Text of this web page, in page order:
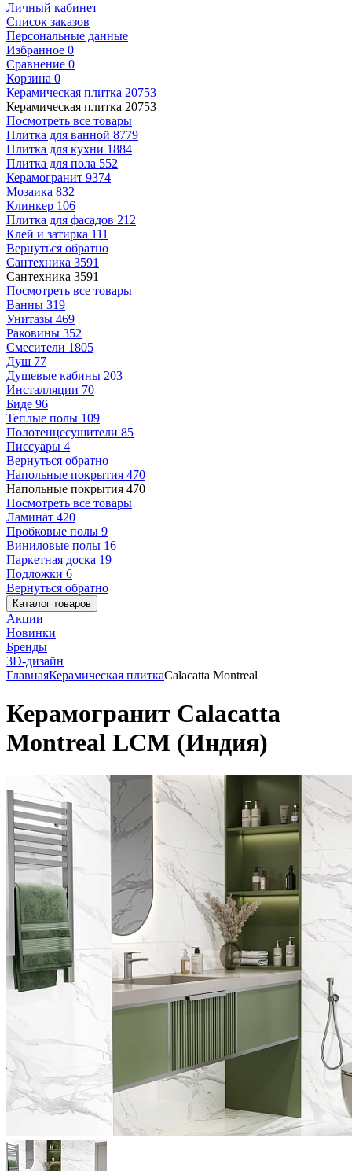
Личный кабинет
Список заказов
Персональные данные
Избранное 0
Сравнение 0
Корзина 0
Керамическая плитка 20753
Керамическая плитка 20753
Посмотреть все товары
Плитка для ванной 8779
Плитка для кухни 1884
Плитка для пола 552
Керамогранит 9374
Мозаика 832
Клинкер 106
Плитка для фасадов 212
Клей и затирка 111
Вернуться обратно
Сантехника 3591
Сантехника 3591
Посмотреть все товары
Ванны 319
Унитазы 469
Раковины 352
Смесители 1805
Душ 77
Душевые кабины 203
Инсталляции 70
Биде 96
Теплые полы 109
Полотенцесушители 85
Писсуары 4
Вернуться обратно
Напольные покрытия 470
Напольные покрытия 470
Посмотреть все товары
Ламинат 420
Пробковые полы 9
Виниловые полы 16
Паркетная доска 19
Подложки 6
Вернуться обратно
Каталог товаров
Акции
Новинки
Бренды
3D-дизайн
ГлавнаяКерамическая плиткаCalacatta Montreal
Керамогранит Calacatta
Montreal LCM (Индия)